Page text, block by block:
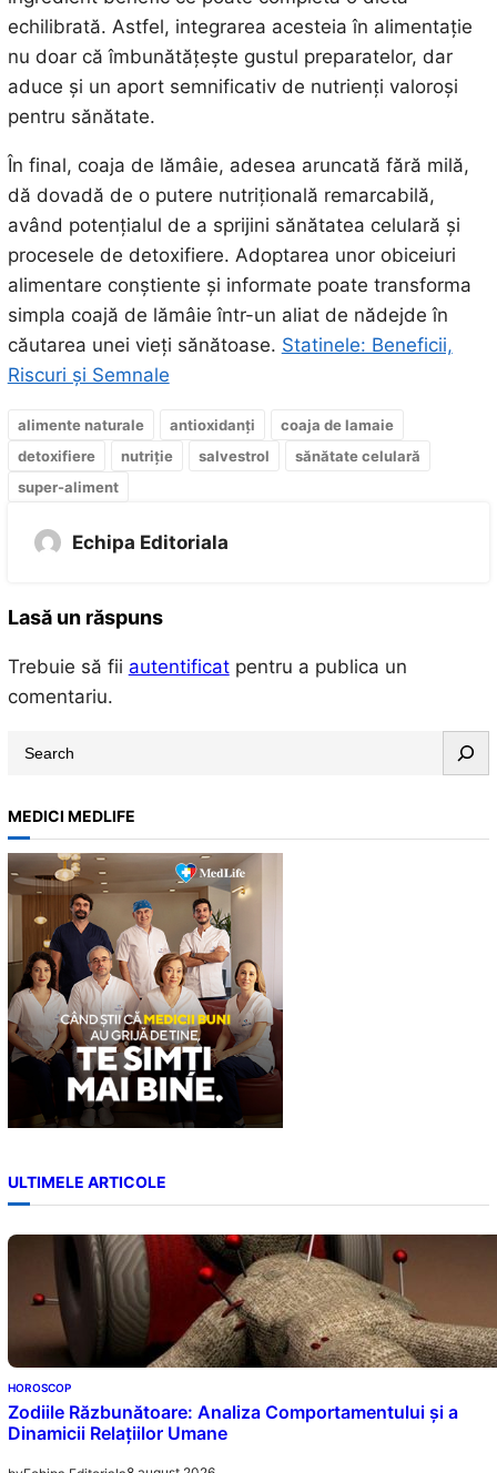
echilibrată. Astfel, integrarea acesteia în alimentație
nu doar că îmbunătățește gustul preparatelor, dar
aduce și un aport semnificativ de nutrienți valoroși
pentru sănătate.
În final, coaja de lămâie, adesea aruncată fără milă,
dă dovadă de o putere nutrițională remarcabilă,
având potențialul de a sprijini sănătatea celulară și
procesele de detoxifiere. Adoptarea unor obiceiuri
alimentare conștiente și informate poate transforma
simpla coajă de lămâie într-un aliat de nădejde în
căutarea unei vieți sănătoase. Statinele: Beneficii,
Riscuri și Semnale
alimente naturale antioxidanți
coaja de lamaie
detoxifiere
nutriție salvestrol
sănătate celulară
super-aliment
Echipa Editoriala
Lasă un răspuns
Trebuie să fii autentificatpentru a publica un
comentariu.
r
c
h
MEDICI MEDLIFE
ULTIMELE ARTICOLE
HOROSCOP
Zodiile Răzbunătoare: Analiza Comportamentului și a
Dinamicii Relațiilor Umane